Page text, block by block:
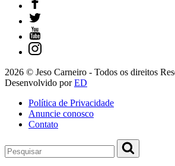
2026 © Jeso Carneiro - Todos os direitos
Desenvolvido porED
Política de Privacidade
Anuncie conosco
Contato